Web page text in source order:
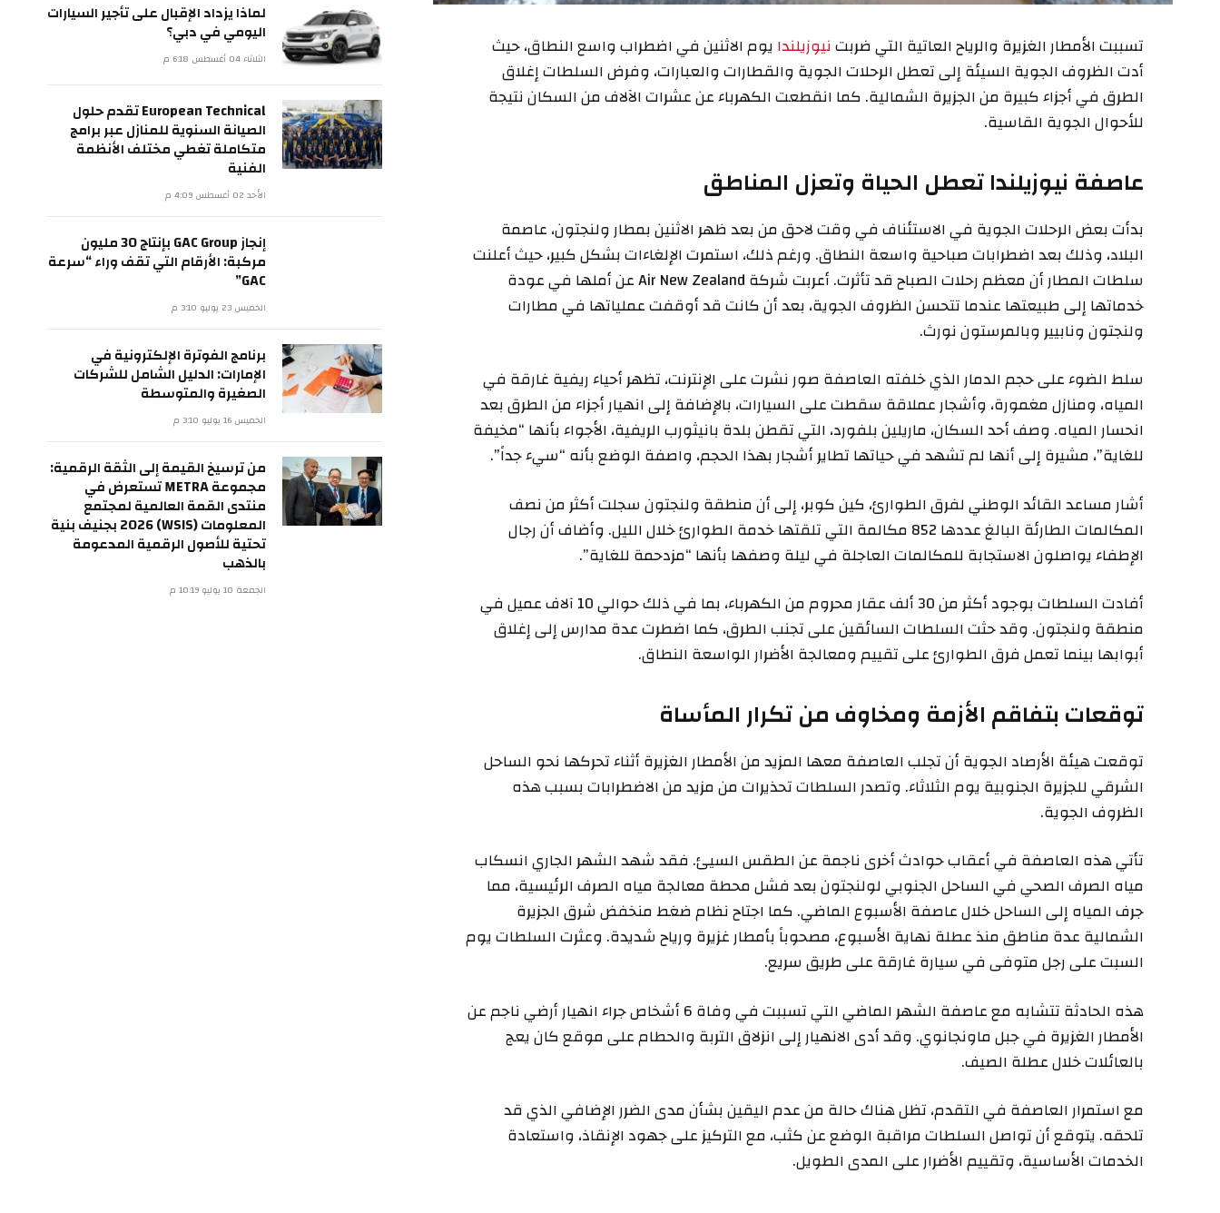
تسببت الأمطار الغزيرة والرياح العاتية التي ضربت نيوزيلندا يوم الاثنين في اضطراب واسع النطاق، حيث
أدت الظروف الجوية السيئة إلى تعطل الرحلات الجوية والقطارات والعبارات، وفرض السلطات إغلاق
الطرق في أجزاء كبيرة من الجزيرة الشمالية. كما انقطعت الكهرباء عن عشرات الآلاف من السكان نتيجة
للأحوال الجوية القاسية.
عاصفة نيوزيلندا تعطل الحياة وتعزل المناطق
بدأت بعض الرحلات الجوية في الاستئناف في وقت لاحق من بعد ظهر الاثنين بمطار ولنجتون، عاصمة
البلاد، وذلك بعد اضطرابات صباحية واسعة النطاق. ورغم ذلك، استمرت الإلغاءات بشكل كبير، حيث أعلنت
سلطات المطار أن معظم رحلات الصباح قد تأثرت. أعربت شركة Air New Zealand عن أملها في عودة
خدماتها إلى طبيعتها عندما تتحسن الظروف الجوية، بعد أن كانت قد أوقفت عملياتها في مطارات
ولنجتون ونابيير وبالمرستون نورث.
سلط الضوء على حجم الدمار الذي خلفته العاصفة صور نشرت على الإنترنت، تظهر أحياء ريفية غارقة في
المياه، ومنازل مغمورة، وأشجار عملاقة سقطت على السيارات، بالإضافة إلى انهيار أجزاء من الطرق بعد
انحسار المياه. وصف أحد السكان، ماريلين بلفورد، التي تقطن بلدة بانيثورب الريفية، الأجواء بأنها “مخيفة
للغاية”، مشيرة إلى أنها لم تشهد في حياتها تطاير أشجار بهذا الحجم، واصفة الوضع بأنه “سيء جداً”.
أشار مساعد القائد الوطني لفرق الطوارئ، كين كوبر، إلى أن منطقة ولنجتون سجلت أكثر من نصف
المكالمات الطارئة البالغ عددها 852 مكالمة التي تلقتها خدمة الطوارئ خلال الليل. وأضاف أن رجال
الإطفاء يواصلون الاستجابة للمكالمات العاجلة في ليلة وصفها بأنها “مزدحمة للغاية”.
أفادت السلطات بوجود أكثر من 30 ألف عقار محروم من الكهرباء، بما في ذلك حوالي 10 آلاف عميل في
منطقة ولنجتون. وقد حثت السلطات السائقين على تجنب الطرق، كما اضطرت عدة مدارس إلى إغلاق
أبوابها بينما تعمل فرق الطوارئ على تقييم ومعالجة الأضرار الواسعة النطاق.
توقعات بتفاقم الأزمة ومخاوف من تكرار المأساة
توقعت هيئة الأرصاد الجوية أن تجلب العاصفة معها المزيد من الأمطار الغزيرة أثناء تحركها نحو الساحل
الشرقي للجزيرة الجنوبية يوم الثلاثاء. وتصدر السلطات تحذيرات من مزيد من الاضطرابات بسبب هذه
الظروف الجوية.
تأتي هذه العاصفة في أعقاب حوادث أخرى ناجمة عن الطقس السيئ. فقد شهد الشهر الجاري انسكاب
مياه الصرف الصحي في الساحل الجنوبي لولنجتون بعد فشل محطة معالجة مياه الصرف الرئيسية، مما
جرف المياه إلى الساحل خلال عاصفة الأسبوع الماضي. كما اجتاح نظام ضغط منخفض شرق الجزيرة
الشمالية عدة مناطق منذ عطلة نهاية الأسبوع، مصحوباً بأمطار غزيرة ورياح شديدة. وعثرت السلطات يوم
السبت على رجل متوفى في سيارة غارقة على طريق سريع.
هذه الحادثة تتشابه مع عاصفة الشهر الماضي التي تسببت في وفاة 6 أشخاص جراء انهيار أرضي ناجم عن
الأمطار الغزيرة في جبل ماونجانوي. وقد أدى الانهيار إلى انزلاق التربة والحطام على موقع كان يعج
بالعائلات خلال عطلة الصيف.
مع استمرار العاصفة في التقدم، تظل هناك حالة من عدم اليقين بشأن مدى الضرر الإضافي الذي قد
تلحقه. يتوقع أن تواصل السلطات مراقبة الوضع عن كثب، مع التركيز على جهود الإنقاذ، واستعادة
الخدمات الأساسية، وتقييم الأضرار على المدى الطويل.
لماذا يزداد الإقبال على تأجير السيارات
اليومي في دبي؟
الثلاثاء 04 أغسطس 6:18 م
European Technical تقدم حلول
الصيانة السنوية للمنازل عبر برامج
متكاملة تغطي مختلف الأنظمة
الفنية
الأحد 02 أغسطس 4:09 م
إنجاز GAC Group بإنتاج 30 مليون
مركبة: الأرقام التي تقف وراء “سرعة
GAC”
الخميس 23 يوليو 3:10 م
برنامج الفوترة الإلكترونية في
الإمارات: الدليل الشامل للشركات
الصغيرة والمتوسطة
الخميس 16 يوليو 3:10 م
من ترسيخ القيمة إلى الثقة الرقمية:
مجموعة METRA تستعرض في
منتدى القمة العالمية لمجتمع
المعلومات (WSIS) 2026 بجنيف بنية
تحتية للأصول الرقمية المدعومة
بالذهب
الجمعة 10 يوليو 10:19 م